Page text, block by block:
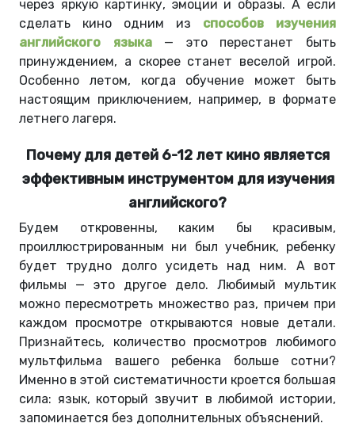
через яркую картинку, эмоции и образы. А если
сделать кино одним из способов изучения
английского языка — это перестанет быть
принуждением, а скорее станет веселой игрой.
Особенно летом, когда обучение может быть
настоящим приключением, например, в формате
летнего лагеря.
Почему для детей 6-12 лет кино является
эффективным инструментом для изучения
английского?
Будем откровенны, каким бы красивым,
проиллюстрированным ни был учебник, ребенку
будет трудно долго усидеть над ним. А вот
фильмы — это другое дело. Любимый мультик
можно пересмотреть множество раз, причем при
каждом просмотре открываются новые детали.
Признайтесь, количество просмотров любимого
мультфильма вашего ребенка больше сотни?
Именно в этой систематичности кроется большая
сила: язык, который звучит в любимой истории,
запоминается без дополнительных объяснений.